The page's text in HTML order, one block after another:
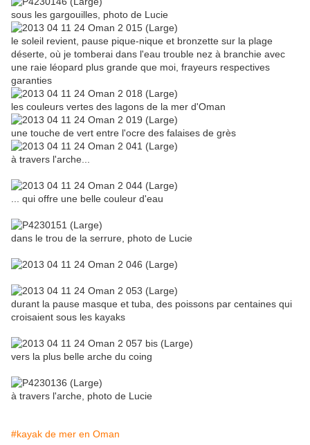
sous les gargouilles, photo de Lucie
le soleil revient, pause pique-nique et bronzette sur la plage
déserte, où je tomberai dans l'eau trouble nez à branchie avec
une raie léopard plus grande que moi, frayeurs respectives
garanties
les couleurs vertes des lagons de la mer d'Oman
une touche de vert entre l'ocre des falaises de grès
à travers l'arche...
... qui offre une belle couleur d'eau
dans le trou de la serrure, photo de Lucie
durant la pause masque et tuba, des poissons par centaines qui
croisaient sous les kayaks
vers la plus belle arche du coing
à travers l'arche, photo de Lucie
#kayak de mer en Oman